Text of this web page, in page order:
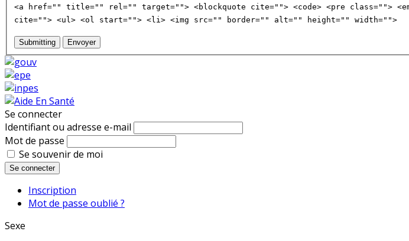
<a href="" title="" rel="" target=""> <blockquote cite=""> <code> <pre class="">
cite=""> <ul> <ol start=""> <li> <img src="" border="" alt="" height="" width="">
Submitting Envoyer
Se connecter
Identifiant ou adresse e-mail
Mot de passe
Se souvenir de moi
Se connecter
Inscription
Mot de passe oublié ?
Sexe